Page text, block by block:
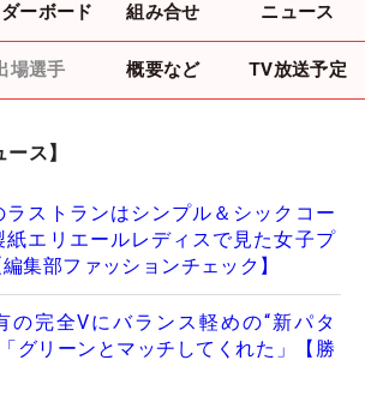
ーボード 組み合せ ニュース
場選手 概要など TV放送予定
ス】
ラストランはシンプル＆シックコー
エリエールレディスで見た女子プ
集部ファッションチェック】
の完全Vにバランス軽めの“新パタ
グリーンとマッチしてくれた」【勝